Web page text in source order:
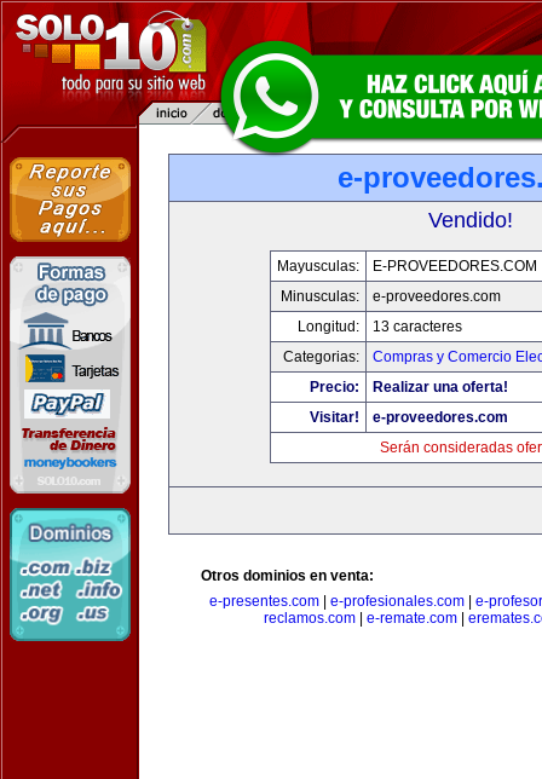
e-
Vendido!
Mayusculas:
E-PROVEEDORES.COM
Minusculas:
e-proveedores.com
Longitud:
13 caracteres
Categorias:
Compras y Comercio
Precio:
Realizar una oferta!
Visitar!
e-proveedores.com
Serán consideradas
Otros dominios en venta:
e-presentes.com
e-profesionales.com
e-
reclamos.com
e-remate.com